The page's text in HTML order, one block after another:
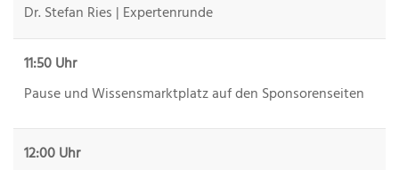
Dr. Stefan Ries | Expertenrunde
11:50 Uhr
Pause und Wissensmarktplatz auf den Sponsorenseiten
12:00 Uhr